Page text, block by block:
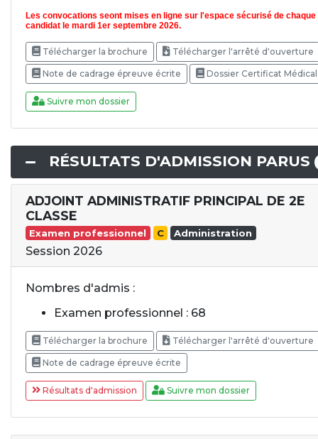
Les convocations seont mises en ligne sur l'espace sécurisé de chaque
candidat le mardi 1er septembre 2026.
Télécharger la brochure Télécharger l'arrêté d'ouverture
Note de cadrage épreuve écrite Dossier Certificat Médical
Suivre mon dossier
RÉSULTATS D'ADMISSION PARUS
ADJOINT ADMINISTRATIF PRINCIPAL DE 2E
CLASSE
Examen professionnel C Administration
Session 2026
Nombres d'admis :
Examen professionnel : 68
Télécharger la brochure Télécharger l'arrêté d'ouverture
Note de cadrage épreuve écrite
Résultats d'admission Suivre mon dossier